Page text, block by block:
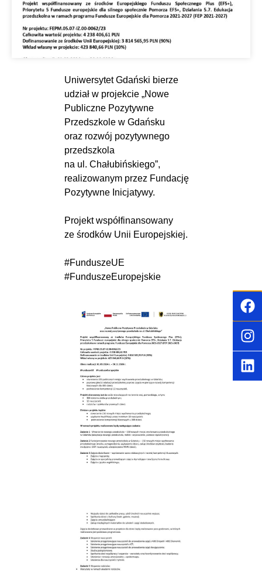
Uniwersytet Gdański bierze
udział w projekcie „Nowe
Publiczne Pozytywne
Przedszkole w Gdańsku
oraz rozwój pozytywnego
przedszkola
na ul. Chałubińskiego”,
realizowanym przez Fundację
Pozytywne Inicjatywy.
Projekt współfinansowany
ze środków Unii Europejskiej.
#FunduszeUE
#FunduszeEuropejskie